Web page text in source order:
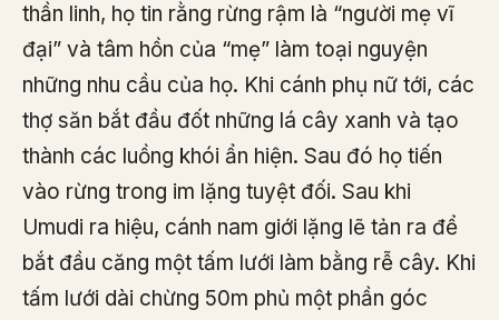
thần linh, họ tin rằng rừng rậm là “người mẹ vĩ
đại” và tâm hồn của “mẹ” làm toại nguyện
những nhu cầu của họ. Khi cánh phụ nữ tới, các
thợ săn bắt đầu đốt những lá cây xanh và tạo
thành các luồng khói ẩn hiện. Sau đó họ tiến
vào rừng trong im lặng tuyệt đối. Sau khi
Umudi ra hiệu, cánh nam giới lặng lẽ tản ra để
bắt đầu căng một tấm lưới làm bằng rễ cây. Khi
tấm lưới dài chừng 50m phủ một phần góc